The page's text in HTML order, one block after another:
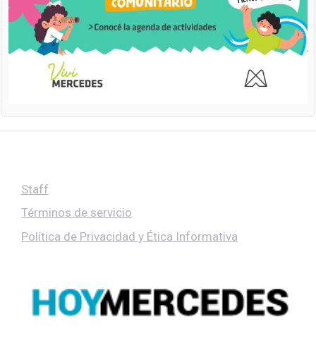
Staff
Términos de servicio
Política de Privacidad y Ética Informativa